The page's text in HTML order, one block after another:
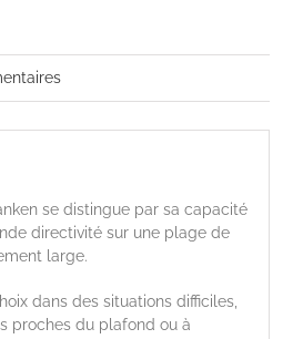
se distingue par sa capacité
directivité sur une plage de
large.
dans des situations difficiles,
proches du plafond ou à